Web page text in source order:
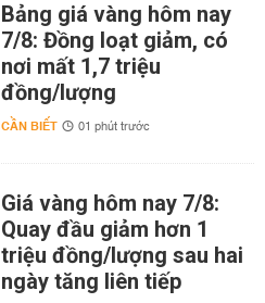
Bảng giá vàng hôm nay
7/8: Đồng loạt giảm, có
nơi mất 1,7 triệu
đồng/lượng
CẦN BIẾT 01 phút trước
Giá vàng hôm nay 7/8:
Quay đầu giảm hơn 1
triệu đồng/lượng sau hai
ngày tăng liên tiếp